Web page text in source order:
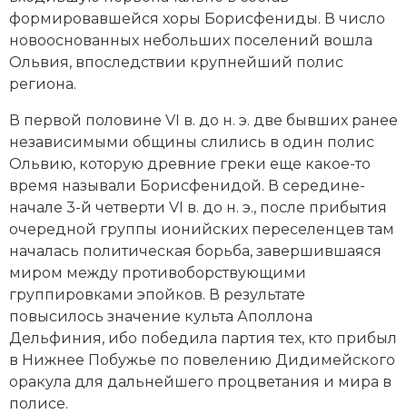
формировавшейся хоры Борисфениды. В число
новооснованных небольших поселений вошла
Ольвия, впослед­ствии крупнейший полис
региона.
В первой половине VI в. до н. э. две бывших ранее
независимыми общины слились в один полис
Ольвию, которую древние греки еще какое-то
время называли Борисфенидой. В середине-
начале 3-й четверти VI в. до н. э., после прибытия
очередной группы ионийских переселенцев там
началась политическая борьба, завершившаяся
миром между противоборствующими
группировками эпойков. В результате
повысилось значение культа Аполлона
Дельфиния, ибо победила партия тех, кто прибыл
в Нижнее Побужье по повелению Дидимейского
оракула для дальнейшего процветания и мира в
полисе.